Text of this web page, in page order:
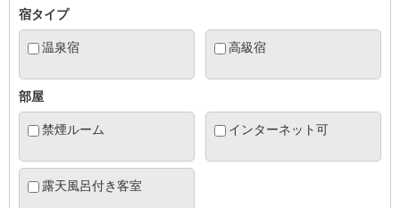
宿タイプ
温泉宿 高級宿
部屋
禁煙ルーム インターネット可
露天風呂付き客室